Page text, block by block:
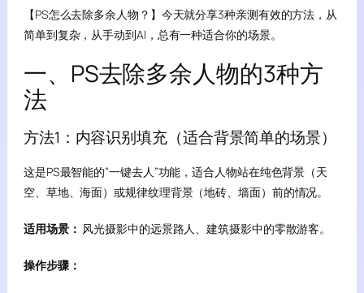
【PS怎么去除多余人物？】今天就分享3种亲测有效的方法，从
简单到复杂，从手动到AI，总有一种适合你的场景。
一、PS去除多余人物的3种方
法
方法1：内容识别填充（适合背景简单的场景）
这是PS最智能的”一键去人”功能，适合人物站在纯色背景（天
空、草地、海面）或规律纹理背景（地砖、墙面）前的情况。
适用场景： 风光摄影中的远景路人、建筑摄影中的零散游客。
操作步骤：